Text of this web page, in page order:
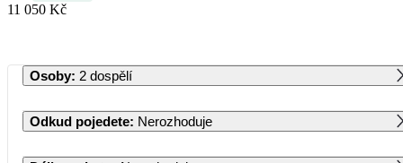
11 050 Kč
Osoby: 2 dospělí
Odkud pojedete: Nerozhoduje